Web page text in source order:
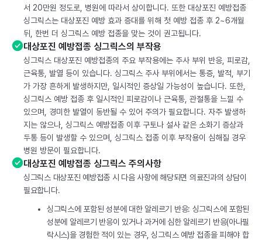
서 20만원 정도로, 병원에 따라서 상이합니다. 또한 대상포진 예방접종
싱그릭스는 대상포진 예방 효과 증대를 위해 첫 예방 접종 후 2~6개월
뒤, 한번 더 싱그릭스 예방 접종을 맞는 것이 권고됩니다.
대상포진 예방접종 싱그릭스의 부작용
싱그릭스 대상포진 예방접종의 주요 부작용에는 주사 부위 반응, 피로감,
근육통, 발열 등이 있습니다. 싱그릭스 주사 부위에서는 통증, 발적, 부기
가 가장 흔하게 발생하지만, 일시적인 증상일 가능성이 높습니다. 또한,
싱그릭스 예방 접종 후 일시적인 피로감이나 근육통, 관절통을 느낄 수
있으며, 경미한 발열이 동반될 수 있어 주의가 필요합니다. 자주 발생하
지는 않으나, 싱그릭스 예방접종 이후 구토나 설사 같은 소화기 증상과
두통 등이 발생할 수 있으며, 싱그릭스 접종 이후 부작용이 심해질 경우
병원 방문이 필요합니다.
대상포진 예방접종 싱그릭스 주의사항
싱그릭스 대상포진 예방접종 시 다음 사항에 해당되면 의료진과의 상담이
필요합니다.
싱그릭스에 포함된 성분에 대한 알레르기 반응: 싱그릭스에 포함된
성분에 알레르기 반응이 있거나 과거에 심한 알레르기 반응(아나필
락시스)을 경험한 적이 있는 경우, 싱그릭스 예방 접종을 피해야 합